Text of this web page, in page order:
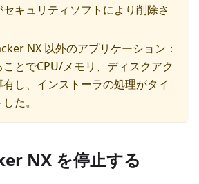
セキュリティソフトにより削除さ
NX 以外のアプリケーション：
とでCPU/メモリ、ディスクアク
有し、インストーラの処理がタイ
た。
NX を停止する